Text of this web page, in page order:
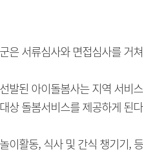
군은 서류심사와 면접심사를 거
선발된 아이돌봄사는 지역 서비
대상 돌봄서비스를 제공하게 된
놀이활동, 식사 및 간식 챙기기,